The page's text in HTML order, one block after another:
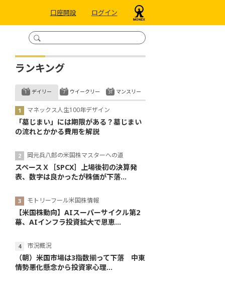
口座開設 ログイン
ランキング
デイリー
マネックス人生100年デザイン
「墓じまい」には期限がある？墓じまい
の流れとかかる費用を解説
岡元兵八郎の米国株マスターへの道
スペースＸ［SPCX］上場後初の決算発
表、数字は良かったが株価が下落...
モトリーフール米国株情報
【米国株動向】AIスーパーサイクル第2
幕、AIインフラ投資拡大で恩恵...
市況概況
（朝）米国市場は3指数揃って下落 中東
情勢悪化懸念から投資家心理...
ウイークリー マンスリー